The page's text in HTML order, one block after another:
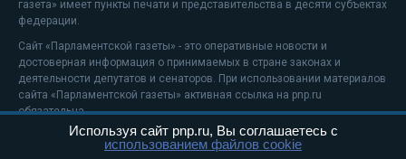
газета» имеет пункты печати и представительства в десяти субъектах
федерации.
Сайт «Парламентской газеты» - это оперативные новости и
достоверная информация о принимаемых в стране законах и
деятельности депутатов и сенаторов. При использовании материалов
сайта «Парламентской газеты» активная ссылка на pnp.ru
обязательна.
На информационном ресурсе применяютсярекомендательные
Используя сайт pnp.ru, Вы соглашаетесь с
использованием файлов cookie